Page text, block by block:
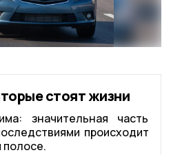
стоят жизни
значительная часть
происходит
полосе.